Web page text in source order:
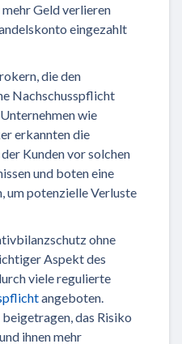
Geld verlieren
eingezahlt
die den
Nachschusspflicht
wie
erkannten die
Kunden vor solchen
und boten eine
um potenzielle Verluste
ohne
Aspekt des
viele regulierte
angeboten.
das Risiko
ihnen mehr